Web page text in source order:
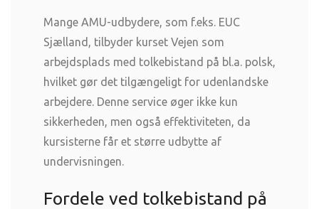
Mange AMU-udbydere, som f.eks. EUC
Sjælland, tilbyder kurset Vejen som
arbejdsplads med tolkebistand på bl.a. polsk,
hvilket gør det tilgængeligt for udenlandske
arbejdere. Denne service øger ikke kun
sikkerheden, men også effektiviteten, da
kursisterne får et større udbytte af
undervisningen.
Fordele ved tolkebistand på